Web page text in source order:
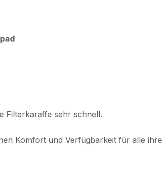
Filterkaraffe sehr schnell.
Komfort und Verfügbarkeit für alle